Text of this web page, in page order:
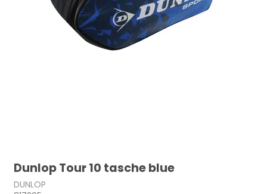
Dunlop Tour 10 tasche blue
DUNLOP